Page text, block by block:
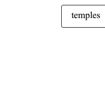
temples